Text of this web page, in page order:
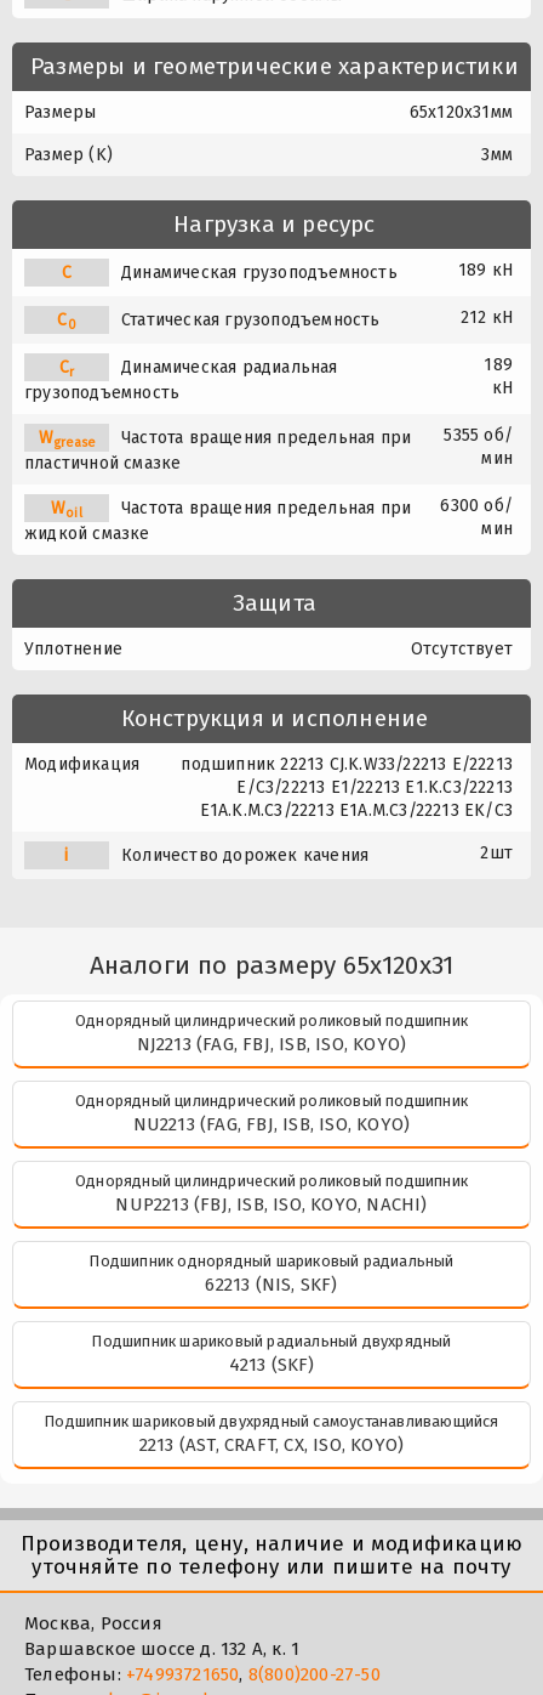
Размеры и геометрические характеристики
Размеры 65x120x31мм
Размер (K) 3мм
Нагрузка и ресурс
C Динамическая грузоподъемность 189 кН
C0 Статическая грузоподъемность 212 кН
Cr
Динамическая радиальная
грузоподъемность
189
кН
Wgrease
Частота вращения предельная при
пластичной смазке
5355 об/
мин
Woil
Частота вращения предельная при
жидкой смазке
6300 об/
мин
Защита
Уплотнение Отсутствует
Конструкция и исполнение
Модификация
подшипник 22213 CJ.K.W33/22213 E/22213
E/C3/22213 E1/22213 E1.K.C3/22213
E1A.K.M.C3/22213 E1A.M.C3/22213 EK/C3
i Количество дорожек качения 2шт
Аналоги по размеру 65x120x31
Однорядный цилиндрический роликовый подшипник
NJ2213 (FAG, FBJ, ISB, ISO, KOYO)
Однорядный цилиндрический роликовый подшипник
NU2213 (FAG, FBJ, ISB, ISO, KOYO)
Однорядный цилиндрический роликовый подшипник
NUP2213 (FBJ, ISB, ISO, KOYO, NACHI)
Подшипник однорядный шариковый радиальный
62213 (NIS, SKF)
Подшипник шариковый радиальный двухрядный
4213 (SKF)
Подшипник шариковый двухрядный самоустанавливающийся
2213 (AST, CRAFT, CX, ISO, KOYO)
Производителя, цену, наличие и модификацию
уточняйте по телефону или пишите на почту
Москва, Россия
Варшавское шоссе д. 132 А, к. 1
Телефоны: +74993721650, 8(800)200-27-50